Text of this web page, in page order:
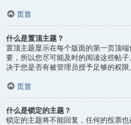
页首
什么是置顶主题？
置顶主题显示在每个版面的第一页顶
要，所以您尽可能及时的阅读这些帖
决于您是否有被管理员授予足够的权限
页首
什么是锁定的主题？
锁定的主题将不能回复，任何的投票